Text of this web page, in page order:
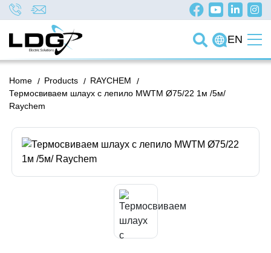
EN
/
Home /
Products /
RAYCHEM
Термосвиваем шлаух с лепило MWTM Ø75/22 1м /5м/
Raychem